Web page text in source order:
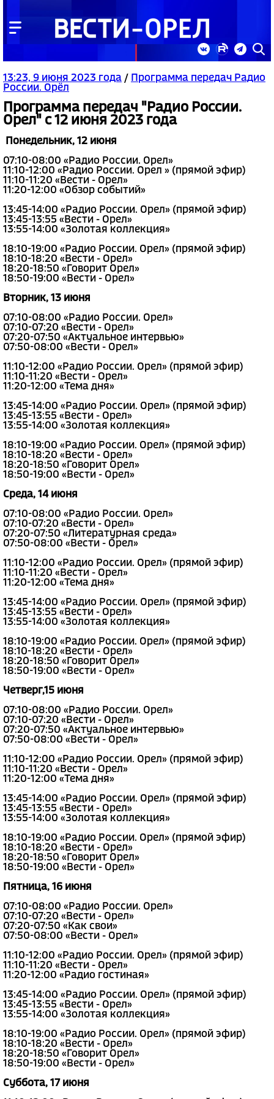
13:23, 9 июня 2023 года /
Программа передач Радио
России. Орёл
Программа передач "Радио России.
Орел" с 12 июня 2023 года
Понедельник, 12 июня
07:10-08:00 «Радио России. Орел»
11:10-12:00 «Радио России. Орел » (прямой эфир)
11:10-11:20 «Вести - Орел»
11:20-12:00 «Обзор событий»
13:45-14:00 «Радио России. Орел» (прямой эфир)
13:45-13:55 «Вести - Орел»
13:55-14:00 «Золотая коллекция»
18:10-19:00 «Радио России. Орел» (прямой эфир)
18:10-18:20 «Вести - Орел»
18:20-18:50 «Говорит Орел»
18:50-19:00 «Вести - Орел»
Вторник, 13 июня
07:10-08:00 «Радио России. Орел»
07:10-07:20 «Вести - Орел»
07:20-07:50 «Актуальное интервью»
07:50-08:00 «Вести - Орел»
11:10-12:00 «Радио России. Орел» (прямой эфир)
11:10-11:20 «Вести - Орел»
11:20-12:00 «Тема дня»
13:45-14:00 «Радио России. Орел» (прямой эфир)
13:45-13:55 «Вести - Орел»
13:55-14:00 «Золотая коллекция»
18:10-19:00 «Радио России. Орел» (прямой эфир)
18:10-18:20 «Вести - Орел»
18:20-18:50 «Говорит Орел»
18:50-19:00 «Вести - Орел»
Среда, 14 июня
07:10-08:00 «Радио России. Орел»
07:10-07:20 «Вести - Орел»
07:20-07:50 «Литературная среда»
07:50-08:00 «Вести - Орел»
11:10-12:00 «Радио России. Орел» (прямой эфир)
11:10-11:20 «Вести - Орел»
11:20-12:00 «Тема дня»
13:45-14:00 «Радио России. Орел» (прямой эфир)
13:45-13:55 «Вести - Орел»
13:55-14:00 «Золотая коллекция»
18:10-19:00 «Радио России. Орел» (прямой эфир)
18:10-18:20 «Вести - Орел»
18:20-18:50 «Говорит Орел»
18:50-19:00 «Вести - Орел»
Четверг,15 июня
07:10-08:00 «Радио России. Орел»
07:10-07:20 «Вести - Орел»
07:20-07:50 «Актуальное интервью»
07:50-08:00 «Вести - Орел»
11:10-12:00 «Радио России. Орел» (прямой эфир)
11:10-11:20 «Вести - Орел»
11:20-12:00 «Тема дня»
13:45-14:00 «Радио России. Орел» (прямой эфир)
13:45-13:55 «Вести - Орел»
13:55-14:00 «Золотая коллекция»
18:10-19:00 «Радио России. Орел» (прямой эфир)
18:10-18:20 «Вести - Орел»
18:20-18:50 «Говорит Орел»
18:50-19:00 «Вести - Орел»
Пятница, 16 июня
07:10-08:00 «Радио России. Орел»
07:10-07:20 «Вести - Орел»
07:20-07:50 «Как свои»
07:50-08:00 «Вести - Орел»
11:10-12:00 «Радио России. Орел» (прямой эфир)
11:10-11:20 «Вести - Орел»
11:20-12:00 «Радио гостиная»
13:45-14:00 «Радио России. Орел» (прямой эфир)
13:45-13:55 «Вести - Орел»
13:55-14:00 «Золотая коллекция»
18:10-19:00 «Радио России. Орел» (прямой эфир)
18:10-18:20 «Вести - Орел»
18:20-18:50 «Говорит Орел»
18:50-19:00 «Вести - Орел»
Суббота, 17 июня